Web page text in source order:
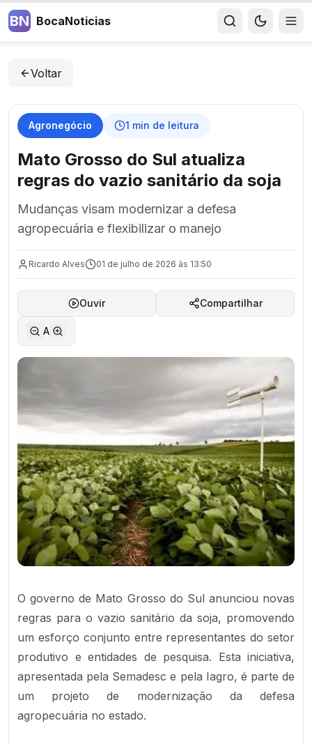
BN BocaNoticias
Voltar
Agronegócio 1 min de leitura
Mato Grosso do Sul atualiza
regras do vazio sanitário da soja
Mudanças visam modernizar a defesa
agropecuária e flexibilizar o manejo
Ricardo Alves 01 de julho de 2026 às 13:50
Ouvir Compartilhar
A
O governo de Mato Grosso do Sul anunciou novas
regras para o vazio sanitário da soja, promovendo
um esforço conjunto entre representantes do setor
produtivo e entidades de pesquisa. Esta iniciativa,
apresentada pela Semadesc e pela Iagro, é parte de
um projeto de modernização da defesa
agropecuária no estado.